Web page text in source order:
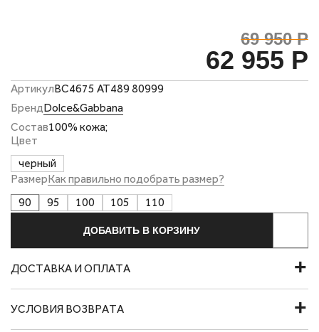
69 950 Р
62 955 Р
АртикулBC4675 AT489 80999
БрендDolce&Gabbana
Состав100% кожа;
Цвет
черный
РазмерКак правильно подобрать размер?
90
95 100 105 110
ДОБАВИТЬ В КОРЗИНУ
ДОСТАВКА И ОПЛАТА
УСЛОВИЯ ВОЗВРАТА